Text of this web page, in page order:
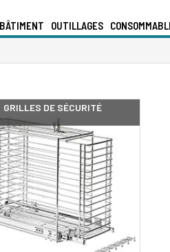
OUTILLAGES
GRILLES DE SÉCURITÉ